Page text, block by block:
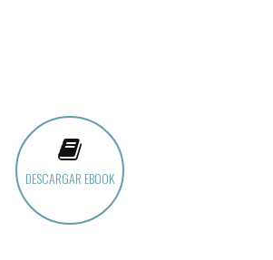
DESCARGAR EBOOK